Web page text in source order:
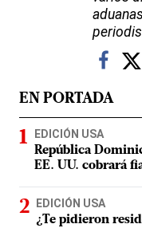
EN PORTADA
EDICIÓN USA
República
EE. UU. cobrará
EDICIÓN USA
¿Te pidieron